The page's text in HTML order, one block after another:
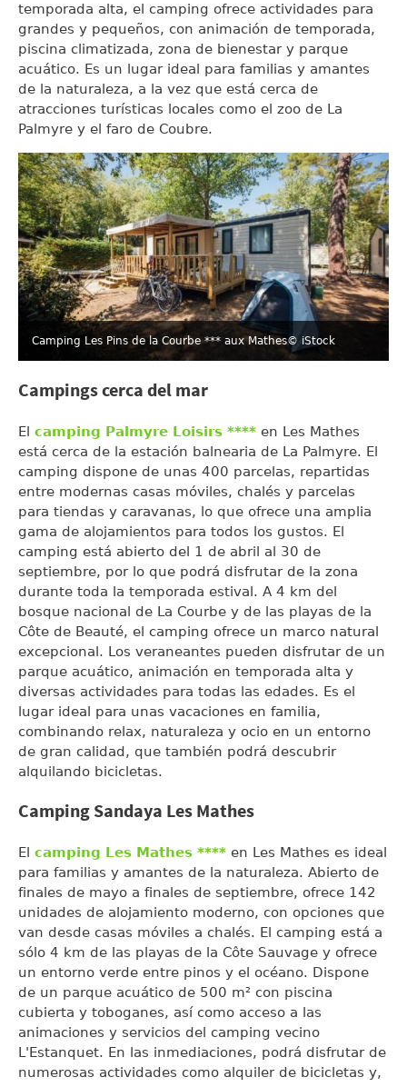
temporada alta, el camping ofrece actividades para
grandes y pequeños, con animación de temporada,
piscina climatizada, zona de bienestar y parque
acuático. Es un lugar ideal para familias y amantes
de la naturaleza, a la vez que está cerca de
atracciones turísticas locales como el zoo de La
Palmyre y el faro de Coubre.
Camping Les Pins de la Courbe *** aux Mathes© iStock
Campings cerca del mar
El camping Palmyre Loisirs **** en Les Mathes
está cerca de la estación balnearia de La Palmyre. El
camping dispone de unas 400 parcelas, repartidas
entre modernas casas móviles, chalés y parcelas
para tiendas y caravanas, lo que ofrece una amplia
gama de alojamientos para todos los gustos. El
camping está abierto del 1 de abril al 30 de
septiembre, por lo que podrá disfrutar de la zona
durante toda la temporada estival. A 4 km del
bosque nacional de La Courbe y de las playas de la
Côte de Beauté, el camping ofrece un marco natural
excepcional. Los veraneantes pueden disfrutar de un
parque acuático, animación en temporada alta y
diversas actividades para todas las edades. Es el
lugar ideal para unas vacaciones en familia,
combinando relax, naturaleza y ocio en un entorno
de gran calidad, que también podrá descubrir
alquilando bicicletas.
Camping Sandaya Les Mathes
El camping Les Mathes **** en Les Mathes es ideal
para familias y amantes de la naturaleza. Abierto de
finales de mayo a finales de septiembre, ofrece 142
unidades de alojamiento moderno, con opciones que
van desde casas móviles a chalés. El camping está a
sólo 4 km de las playas de la Côte Sauvage y ofrece
un entorno verde entre pinos y el océano. Dispone
de un parque acuático de 500 m² con piscina
cubierta y toboganes, así como acceso a las
animaciones y servicios del camping vecino
L'Estanquet. En las inmediaciones, podrá disfrutar de
numerosas actividades como alquiler de bicicletas y,